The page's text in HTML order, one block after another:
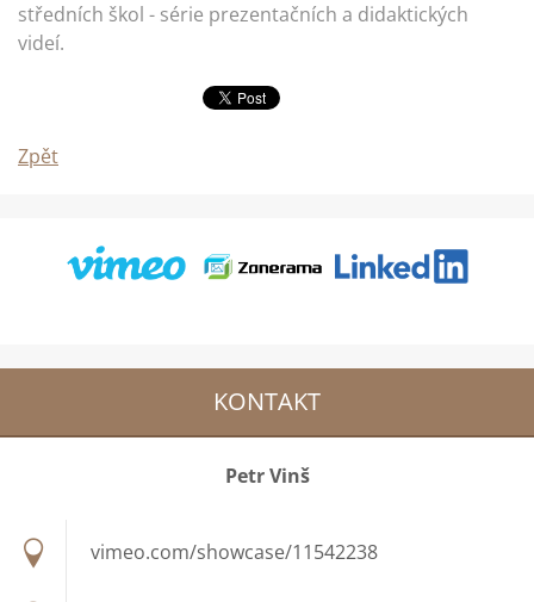
středních škol - série prezentačních a didaktických
videí.
Zpět
KONTAKT
Petr Vinš
vimeo.com/showcase/11542238